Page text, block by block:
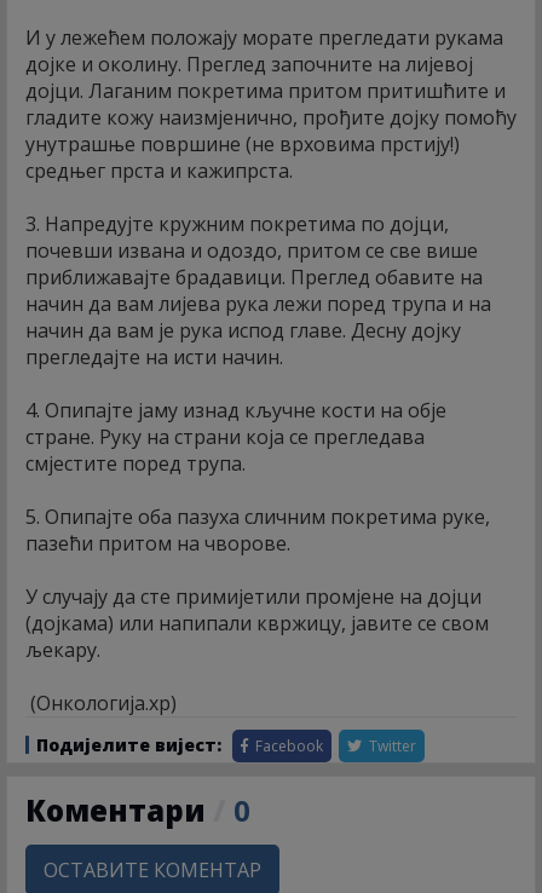
И у лежећем положају морате прегледати рукама
дојке и околину. Преглед започните на лијевој
дојци. Лаганим покретима притом притишћите и
гладите кожу наизмјенично, прођите дојку помоћу
унутрашње површине (не врховима прстију!)
средњег прста и кажипрста.
3. Напредујте кружним покретима по дојци,
почевши извана и одоздо, притом се све више
приближавајте брадавици. Преглед обавите на
начин да вам лијева рука лежи поред трупа и на
начин да вам је рука испод главе. Десну дојку
прегледајте на исти начин.
4. Опипајте јаму изнад кључне кости на обје
стране. Руку на страни која се прегледава
смјестите поред трупа.
5. Опипајте оба пазуха сличним покретима руке,
пазећи притом на чворове.
У случају да сте примијетили промјене на дојци
(дојкама) или напипали квржицу, јавите се свом
љекару.
(Онкологија.хр)
Подијелите вијест: Facebook Twitter
Коментари 0
ОСТАВИТЕ КОМЕНТАР